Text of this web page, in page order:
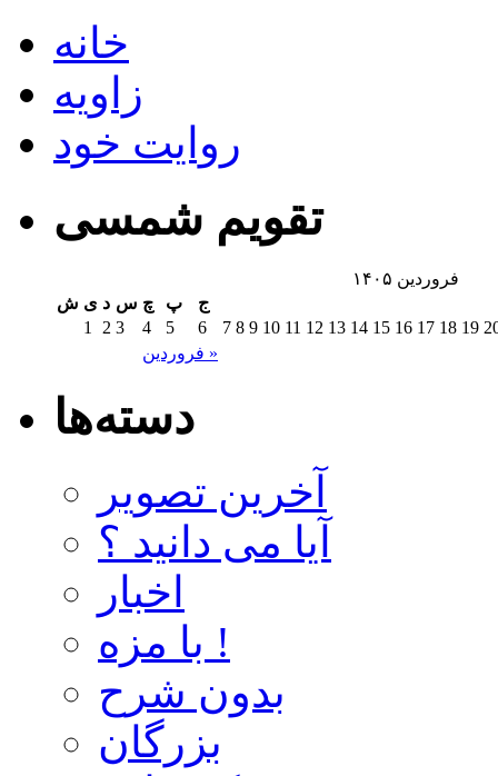
خانه
زاویه
روایت خود
تقویم شمسی
فروردین ۱۴۰۵
ش ی د س چ پ ج
فروردین »
1 2 3 4 5 6 7 8 9 10 11 12 13 14 15 16 17 18 19
دسته‌ها
آخرین تصویر
آیا می دانید ؟
اخبار
با مزه !
بدون شرح
بزرگان